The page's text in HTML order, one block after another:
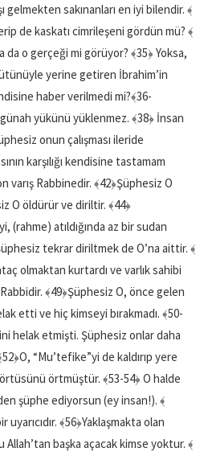
gelmekten sakınanları en iyi bilendir. ﴾
de kaskatı cimrileşeni gördün mü? ﴾
da o gerçeği mi görüyor? ﴾35﴿Yoksa,
yerine getiren İbrahim’in
haber verilmedi mi?﴾36-
yükünü yüklenmez. ﴾38﴿ İnsan
onun çalışması ileride
karşılığı kendisine tastamam
varış Rabbinedir. ﴾42﴿Şüphesiz O
O öldürür ve diriltir. ﴾44﴿
(rahme) atıldığında az bir sudan
tekrar diriltmek de O’na aittir. ﴾
olmaktan kurtardı ve varlık sahibi
﴾49﴿Şüphesiz O, önce gelen
etti ve hiç kimseyi bırakmadı. ﴾50-
helak etmişti. Şüphesiz onlar daha
O, “Mu’tefike”yi de kaldırıp yere
örtmüştür. ﴾53-54﴿O halde
şüphe ediyorsun (ey insan!). ﴾
uyarıcıdır. ﴾56﴿Yaklaşmakta olan
Allah’tan başka açacak kimse yoktur. ﴾